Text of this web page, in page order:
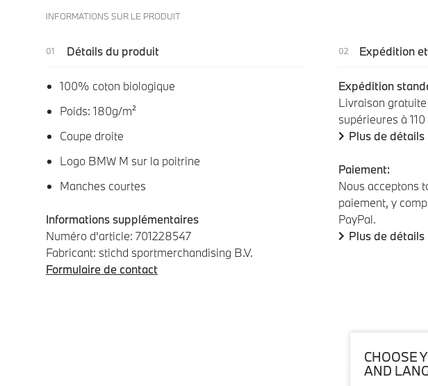
INFORMATIONS SUR LE PRODUIT
Détails du produit
100% coton biologique
Poids: 180g/m²
Coupe droite
Logo BMW M sur la poitrine
Manches courtes
Informations supplémentaires
Numéro d'article: 701228547
Fabricant: stichd sportmerchandising B.V.
Formulaire de contact
Expédition
Expédition
Livraison
supérieures à
Plus de détails
Paiement:
Nous acceptons
paiement, y
PayPal.
Plus de détails
CHOOSE
AND